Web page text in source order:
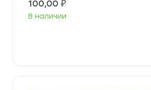
100,00 ₽
В наличии